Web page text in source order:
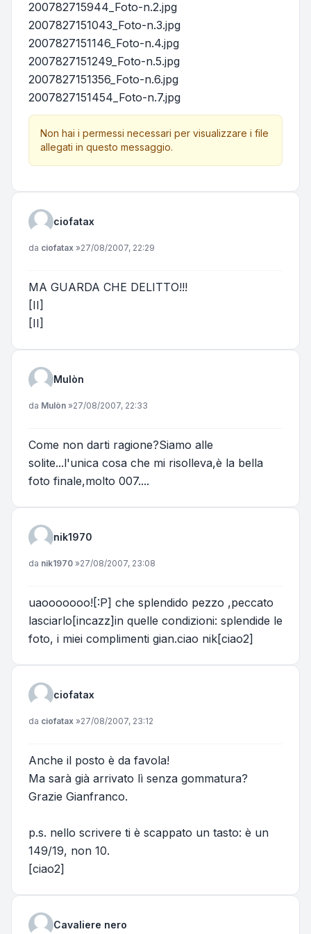
200782715944_Foto-n.2.jpg
2007827151043_Foto-n.3.jpg
2007827151146_Foto-n.4.jpg
2007827151249_Foto-n.5.jpg
2007827151356_Foto-n.6.jpg
2007827151454_Foto-n.7.jpg
Non hai i permessi necessari per visualizzare i file
allegati in questo messaggio.
ciofatax
Messaggio
da ciofatax »27/08/2007, 22:29
MA GUARDA CHE DELITTO!!!
[II]
[II]
Mulòn
Messaggio
da Mulòn »27/08/2007, 22:33
Come non darti ragione?Siamo alle
solite...l'unica cosa che mi risolleva,è la bella
foto finale,molto 007....
nik1970
Messaggio
da nik1970 »27/08/2007, 23:08
uaooooooo![:P] che splendido pezzo ,peccato
lasciarlo[incazz]in quelle condizioni: splendide le
foto, i miei complimenti gian.ciao nik[ciao2]
ciofatax
Messaggio
da ciofatax »27/08/2007, 23:12
Anche il posto è da favola!
Ma sarà già arrivato lì senza gommatura?
Grazie Gianfranco.
p.s. nello scrivere ti è scappato un tasto: è un
149/19, non 10.
[ciao2]
Cavaliere nero